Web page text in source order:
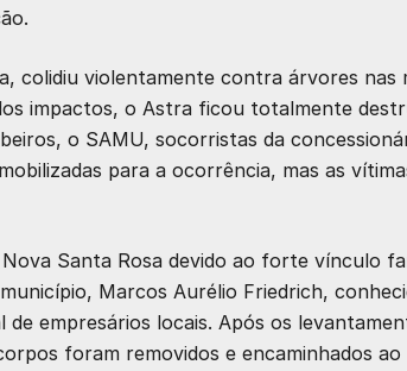
colidiu violentamente contra árvores nas
impactos, o Astra ficou totalmente
o SAMU, socorristas da
para a ocorrência, mas as
Santa Rosa devido ao forte vínculo
Marcos Aurélio Friedrich,
empresários locais. Após os
foram removidos e encaminhados ao